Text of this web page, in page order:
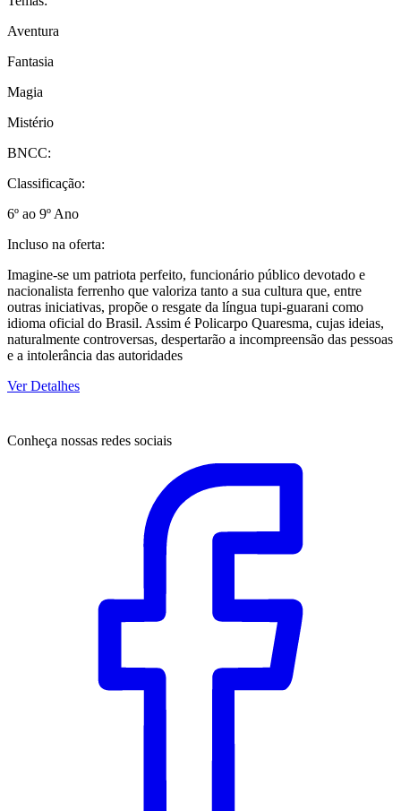
Aventura
Fantasia
Magia
Mistério
BNCC:
Classificação:
6º ao 9º Ano
Incluso na oferta:
Imagine-se um patriota perfeito, funcionário público devotado e
nacionalista ferrenho que valoriza tanto a sua cultura que, entre
outras iniciativas, propõe o resgate da língua tupi-guarani como
idioma oficial do Brasil. Assim é Policarpo Quaresma, cujas ideias,
naturalmente controversas, despertarão a incompreensão das pessoas
e a intolerância das autoridades
Ver Detalhes
Conheça nossas redes sociais